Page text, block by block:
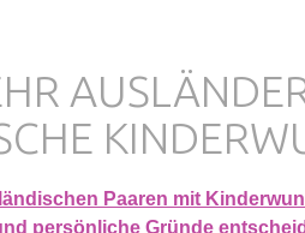
Paaren mit
persönliche Gründe